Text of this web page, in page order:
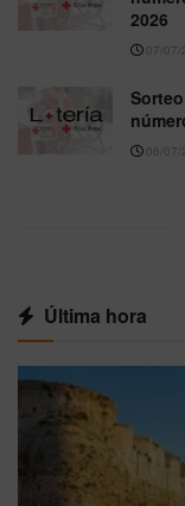
2026
07/07/
06/07/
Última hora